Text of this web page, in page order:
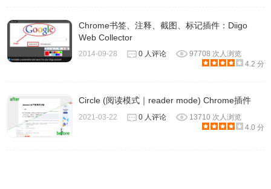
6、可以给你写作中输入的下一个单词提供建议。
Chrome书签、注释、截图、标记插件：Diigo
Web Collector
2014-09-28 0 人评论
97708 次人浏览
4.2 分
Circle (阅读模式｜reader mode) Chrome插件
2021-03-22 0 人评论
13710 次人浏览
4.0 分